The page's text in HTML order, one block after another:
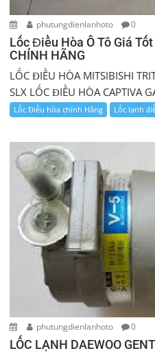
phutungdienlanhoto 0
Lốc Điều Hòa Ô Tô Giá
CHÍNH HÃNG
LỐC ĐIỀU HÒA MITSIBISHI
SLX LỐC ĐIỀU HÒA CAPTIVA
Lốc Điều hòa chính Hãng Lốc lạnh
phutungdienlanhoto 0
LỐC LẠNH DAEWOO